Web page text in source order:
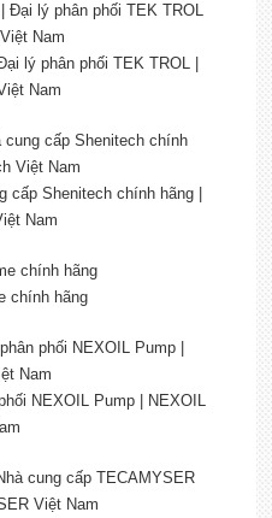
lý phân phối TEK TROL |
Nam
cấp Shenitech chính hãng |
Nam
chính hãng
NEXOIL Pump | NEXOIL